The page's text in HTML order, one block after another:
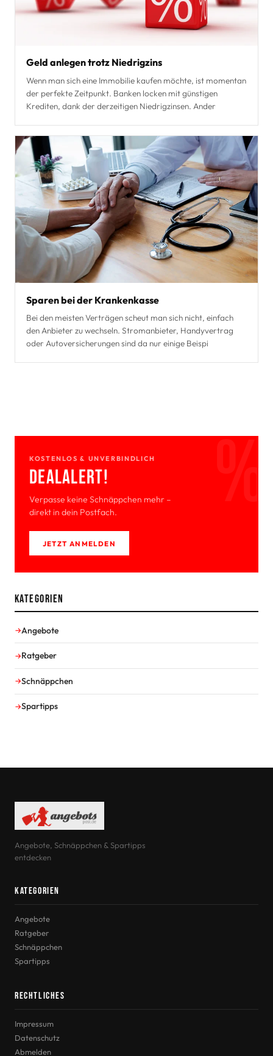
Geld anlegen trotz Niedrigzins
Wenn man sich eine Immobilie kaufen möchte, ist momentan
der perfekte Zeitpunkt. Banken locken mit günstigen
Krediten, dank der derzeitigen Niedrigzinsen. Ander
Sparen bei der Krankenkasse
Bei den meisten Verträgen scheut man sich nicht, einfach
den Anbieter zu wechseln. Stromanbieter, Handyvertrag
oder Autoversicherungen sind da nur einige Beispi
KOSTENLOS & UNVERBINDLICH
Deal­Alert!
Verpasse keine Schnäppchen mehr –
direkt in dein Postfach.
JETZT ANMELDEN
Kategorien
Angebote
Ratgeber
Schnäppchen
Spartipps
Angebote, Schnäppchen & Spartipps
entdecken
Kategorien
Angebote
Ratgeber
Schnäppchen
Spartipps
Rechtliches
Impressum
Datenschutz
Abmelden